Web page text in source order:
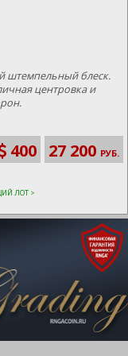
штемпельный блеск.
центровка и
400 27 200 РУБ.
ЛОТ >